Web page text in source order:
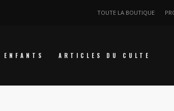
TOUTE LA BOUTIQUE
ARTICLES DU CULTE